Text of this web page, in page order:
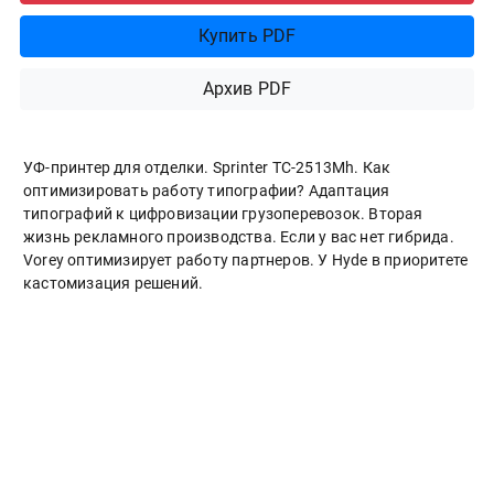
Купить PDF
Архив PDF
УФ-принтер для отделки. Sprinter ТС-2513Mh. Как
оптимизировать работу типографии? Адаптация
типографий к цифровизации грузоперевозок. Вторая
жизнь рекламного производства. Если у вас нет гибрида.
Vorey оптимизирует работу партнеров. У Hyde в приоритете
кастомизация решений.